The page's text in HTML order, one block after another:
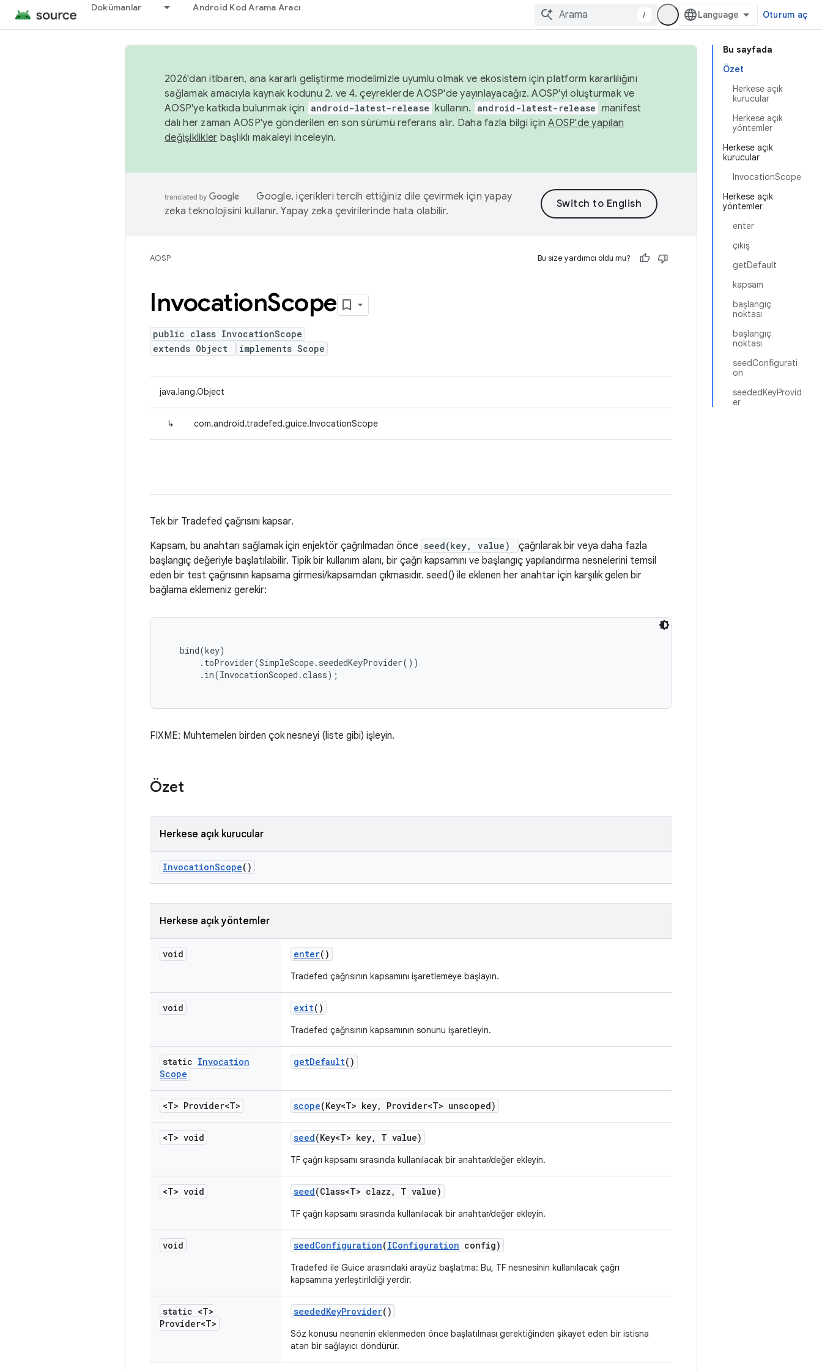
Dokümanlar Android Kod Arama Aracı
/ Oturum aç
Bu sayfada
Özet
Herkese açık
kurucular
Herkese açık
yöntemler
Herkese açık
kurucular
InvocationScope
Herkese açık
yöntemler
enter
çıkış
getDefault
kapsam
başlangıç
noktası
başlangıç
noktası
seedConfigurati
on
seededKeyProvid
er
2026'dan itibaren, ana kararlı geliştirme modelimizle uyumlu olmak ve ekosistem için platform kararlılığını
sağlamak amacıyla kaynak kodunu 2. ve 4. çeyreklerde AOSP'de yayınlayacağız. AOSP'yi oluşturmak ve
AOSP'ye katkıda bulunmak için
android-latest-release kullanın. android-latest-release manifest
dalı her zaman AOSP'ye gönderilen en son sürümü referans alır. Daha fazla bilgi içinAOSP'de yapılan
değişiklikler başlıklı makaleyi inceleyin.
Google, içerikleri tercih ettiğiniz dile çevirmek için yapay
zeka teknolojisini kullanır. Yapay zeka çevirilerinde hata olabilir.
AOSP Bu size yardımcı oldu mu?
InvocationScope
public class InvocationScope
extends Object
implements Scope
java.lang.Object
↳ com.android.tradefed.guice.InvocationScope
Tek bir Tradefed çağrısını kapsar.
Kapsam, bu anahtarı sağlamak için enjektör çağrılmadan önce seed(key, value)
çağrılarak bir veya daha fazla
başlangıç değeriyle başlatılabilir. Tipik bir kullanım alanı, bir çağrı kapsamını ve başlangıç yapılandırma nesnelerini temsil
eden bir test çağrısının kapsama girmesi/kapsamdan çıkmasıdır. seed() ile eklenen her anahtar için karşılık gelen bir
bağlama eklemeniz gerekir:
   bind(key)
       .toProvider(SimpleScope.
seededKeyProvider())
       .in(InvocationScoped.class);
FIXME: Muhtemelen birden çok nesneyi (liste gibi) işleyin.
Özet
Herkese açık kurucular
InvocationScope()
Herkese açık yöntemler
void enter()
Tradefed çağrısının kapsamını işaretlemeye başlayın.
void exit()
Tradefed çağrısının kapsamının sonunu işaretleyin.
static Invocation
Scope
getDefault()
<T> Provider<T> scope(Key<T> key, Provider<T> unscoped)
<T> void seed(Key<T> key, T value)
TF çağrı kapsamı sırasında kullanılacak bir anahtar/değer ekleyin.
<T> void seed(Class<T> clazz , T value)
TF çağrı kapsamı sırasında kullanılacak bir anahtar/değer ekleyin.
void seedConfiguration(IConfiguration config)
Tradefed ile Guice arasındaki arayüz başlatma: Bu, TF nesnesinin kullanılacak çağrı
kapsamına yerleştirildiği yerdir.
static <T>
Provider<T>
seededKeyProvider()
Söz konusu nesnenin eklenmeden önce başlatılması gerektiğinden şikayet eden bir istisna
atan bir sağlayıcı döndürür.